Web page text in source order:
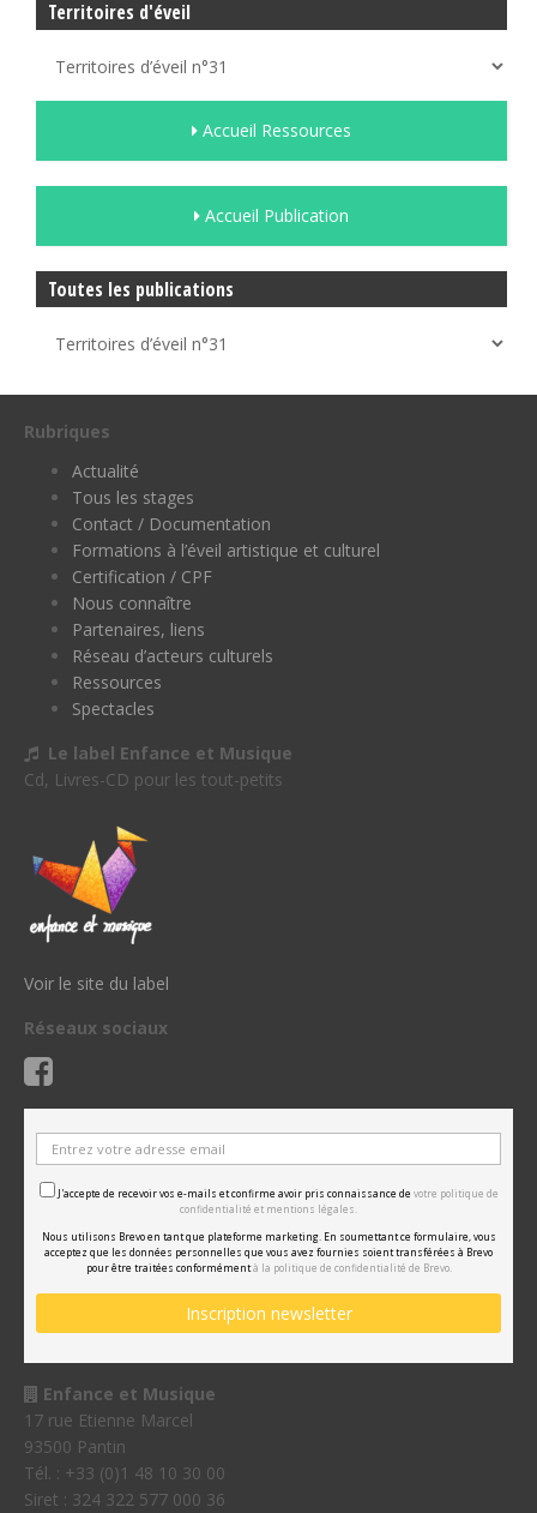
Territoires d'éveil
Accueil Ressources
Accueil Publication
Toutes les publications
Rubriques
Actualité
Tous les stages
Contact / Documentation
Formations à l’éveil artistique et culturel
Certification / CPF
Nous connaître
Partenaires, liens
Réseau d’acteurs culturels
Ressources
Spectacles
Le label Enfance et Musique
Cd, Livres-CD pour les tout-petits
Voir le site du label
Réseaux sociaux
J'accepte de recevoir vos e-mails et confirme avoir pris connaissance de votre politique de
confidentialité et mentions légales.
Nous utilisons Brevo en tant que plateforme marketing. En soumettant ce formulaire, vous
acceptez que les données personnelles que vous avez fournies soient transférées à Brevo
pour être traitées conformémentà la politique de confidentialité de Brevo.
Enfance et Musique
17 rue Etienne Marcel
93500 Pantin
Tél. : +33 (0)1 48 10 30 00
Siret : 324 322 577 000 36